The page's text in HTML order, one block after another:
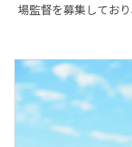
場監督を募集してお